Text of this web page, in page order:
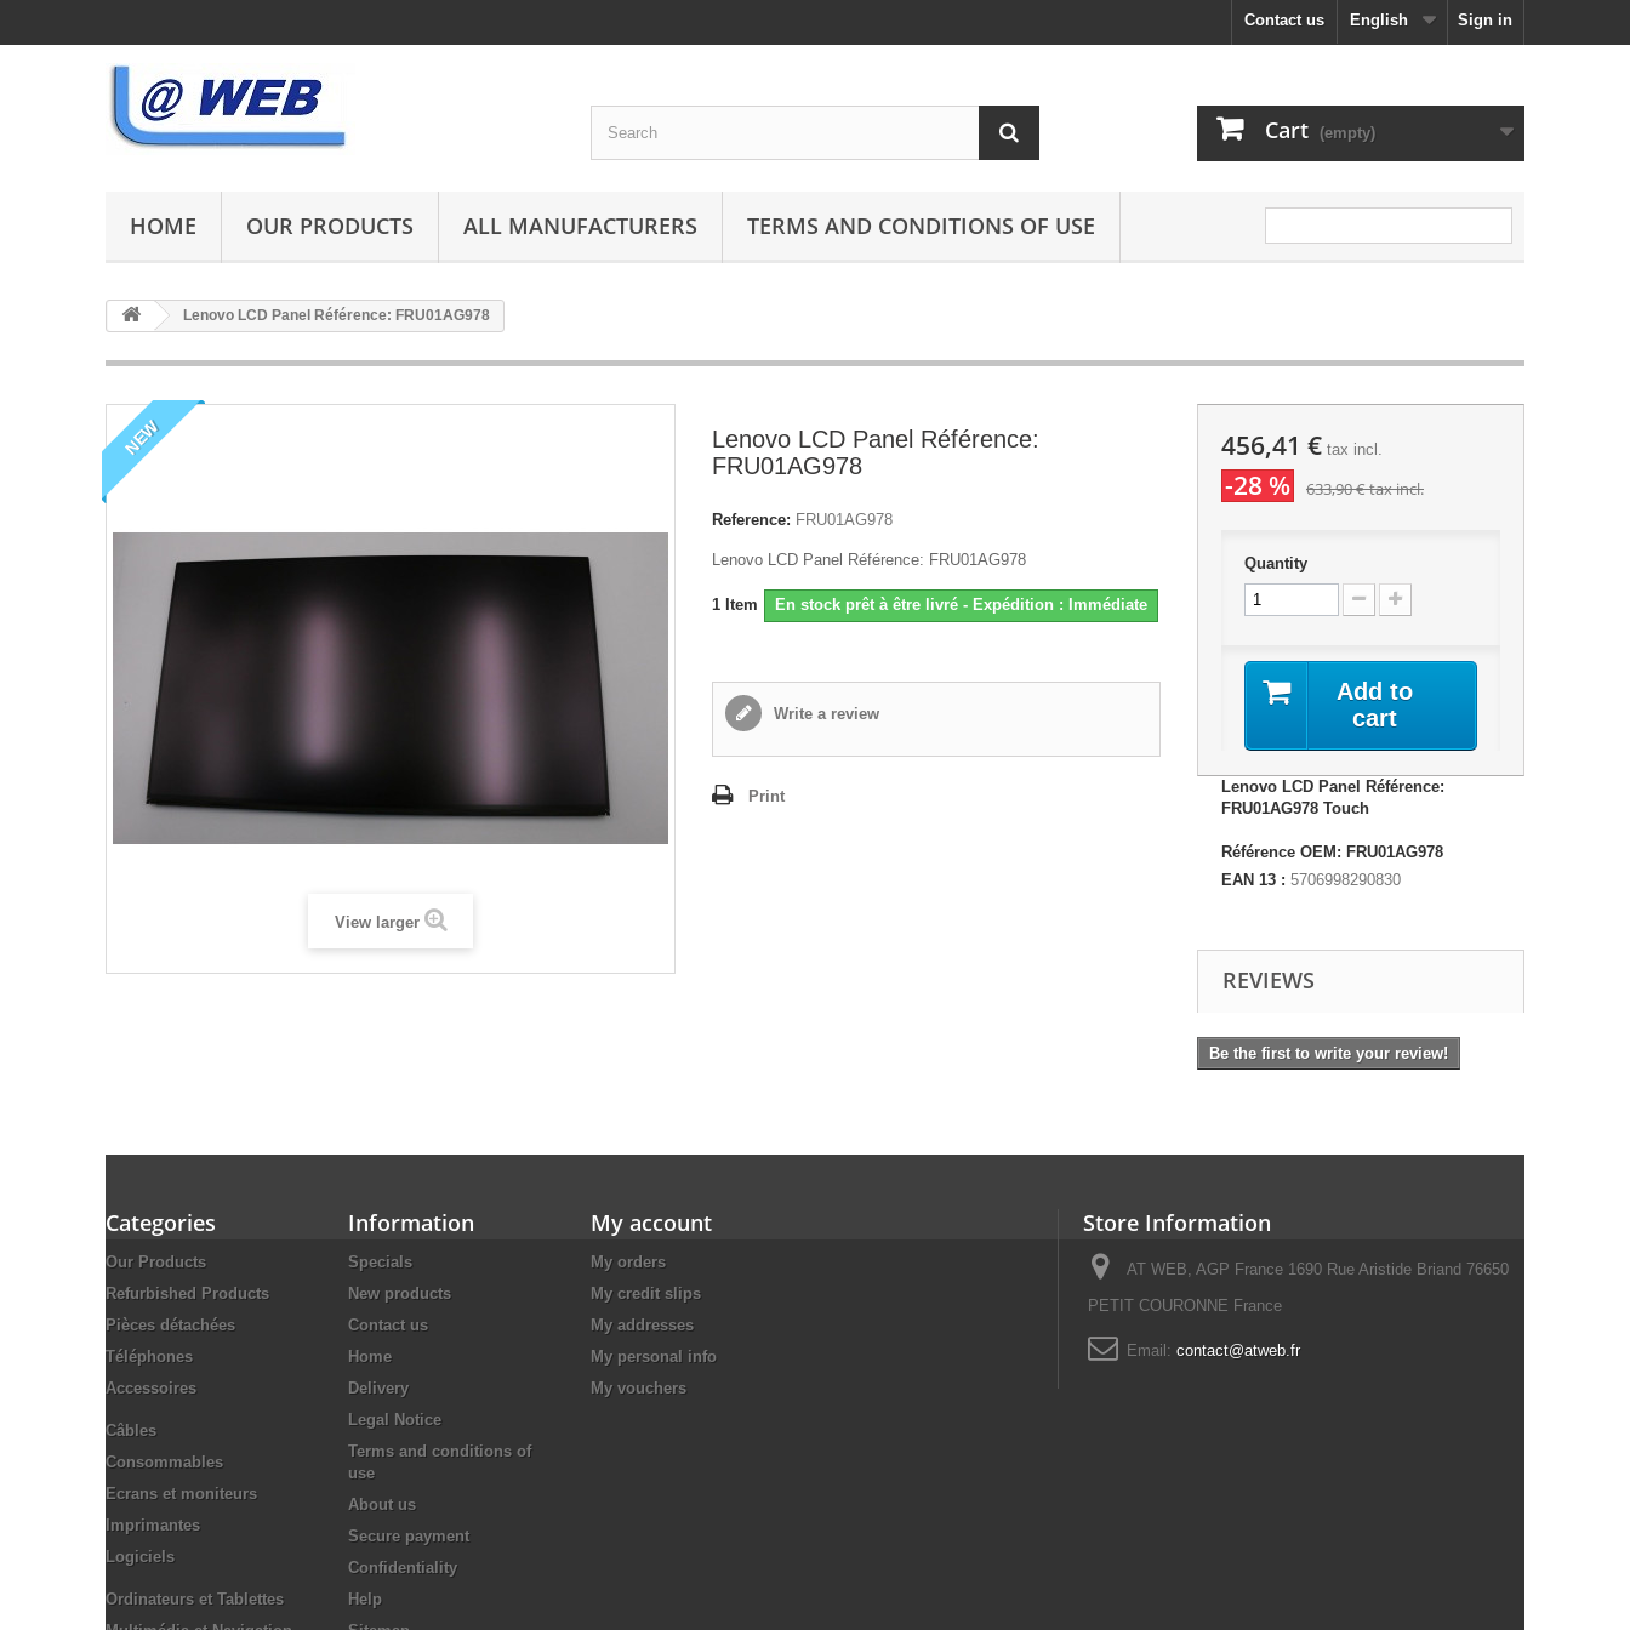
Sign in
English
Contact us
Cart (empty)
HOME OUR PRODUCTS ALL MANUFACTURERS TERMS AND CONDITIONS OF USE
Lenovo LCD Panel Référence: FRU01AG978
NEW
View larger
Lenovo LCD Panel Référence:
FRU01AG978
Reference: FRU01AG978
Lenovo LCD Panel Référence: FRU01AG978
1 Item En stock prêt à être livré - Expédition : Immédiate
Write a review
Print
456,41 €tax incl.
-28 % 633,90 €tax incl.
Quantity
Add to
cart
Lenovo LCD Panel Référence:
FRU01AG978 Touch
Référence OEM: FRU01AG978
EAN 13 : 5706998290830
REVIEWS
Be the first to write your review!
Categories
Our Products
Refurbished Products
Pièces détachées
Téléphones
Accessoires
Câbles
Consommables
Ecrans et moniteurs
Imprimantes
Logiciels
Ordinateurs et Tablettes
Information
Specials
New products
Contact us
Home
Delivery
Legal Notice
Terms and conditions of
use
About us
Secure payment
Confidentiality
Help
My account
My orders
My credit slips
My addresses
My personal info
My vouchers
Store Information
AT WEB, AGP France 1690 Rue Aristide Briand 76650
PETIT COURONNE France
Email: contact@atweb.fr